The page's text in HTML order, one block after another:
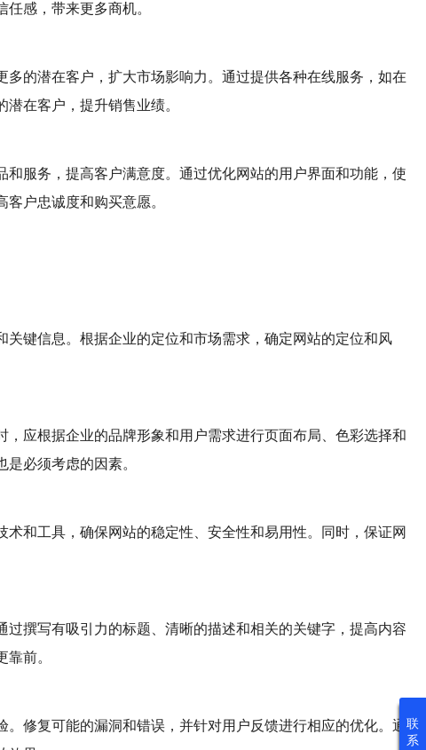
联
系
感，带来更多商机。
的潜在客户，扩大市场影响力。通过提供各种在线服务，如在
在客户，提升销售业绩。
服务，提高客户满意度。通过优化网站的用户界面和功能，使
户忠诚度和购买意愿。
键信息。根据企业的定位和市场需求，确定网站的定位和风
应根据企业的品牌形象和用户需求进行页面布局、色彩选择和
必须考虑的因素。
和工具，确保网站的稳定性、安全性和易用性。同时，保证网
撰写有吸引力的标题、清晰的描述和相关的关键字，提高内容
前。
修复可能的漏洞和错误，并针对用户反馈进行相应的优化。通